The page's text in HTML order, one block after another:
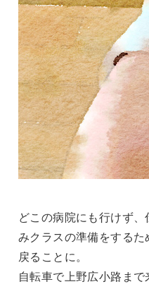
どこの病院にも行けず
みクラスの準備をする
戻ることに。
自転車で上野広小路ま